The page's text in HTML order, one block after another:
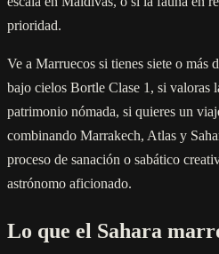
prioridad.
Ve a Marruecos si tienes siete o más
bajo cielos Bortle Clase 1, si valoras
patrimonio nómada, si quieres un
combinando Marrakech, Atlas y
proceso de sanación o sabático
astrónomo aficionado.
Lo que el Sahara